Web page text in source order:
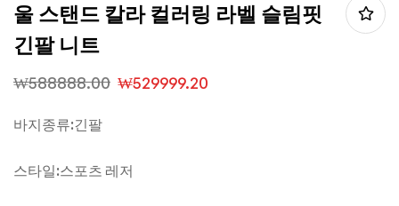
울 스탠드 칼라 컬러링 라벨 슬림핏
긴팔 니트
₩588888.00 ₩529999.20
바지종류:긴팔
스타일:스포츠 레저